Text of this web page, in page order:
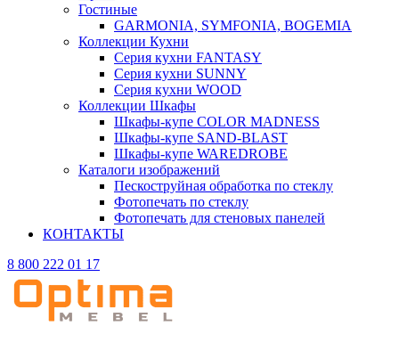
Гостиные
GARMONIA, SYMFONIA, BOGEMIA
Коллекции Кухни
Серия кухни FANTASY
Серия кухни SUNNY
Серия кухни WOOD
Коллекции Шкафы
Шкафы-купе COLOR MADNESS
Шкафы-купе SAND-BLAST
Шкафы-купе WAREDROBE
Каталоги изображений
Пескоструйная обработка по стеклу
Фотопечать по стеклу
Фотопечать для стеновых панелей
КОНТАКТЫ
8 800 222 01 17